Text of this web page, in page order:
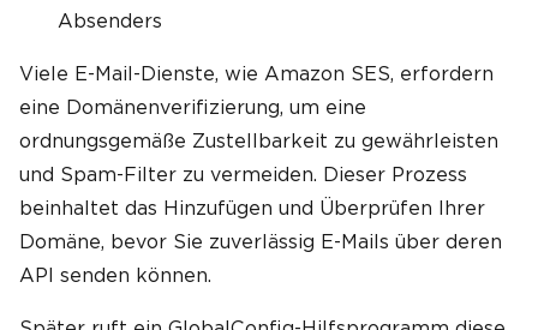
Absenders
Viele E-Mail-Dienste, wie Amazon SES, erfordern
eine Domänenverifizierung, um eine
ordnungsgemäße Zustellbarkeit zu gewährleisten
und Spam-Filter zu vermeiden. Dieser Prozess
beinhaltet das Hinzufügen und Überprüfen Ihrer
Domäne, bevor Sie zuverlässig E-Mails über deren
API senden können.